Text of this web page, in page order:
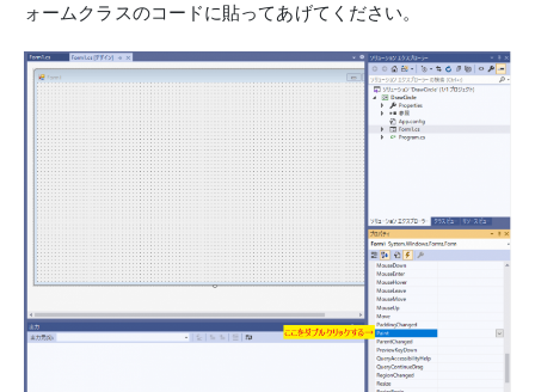
ォームクラスのコードに貼ってあげてください。